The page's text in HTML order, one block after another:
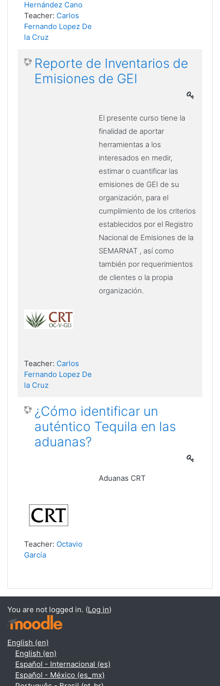
Hernández Cano
Teacher: Carlos
Fernando Lopez De
la Cruz
Reporte de Inventarios de
Emisiones de GEI
El presente curso tiene la
finalidad de aportar
herramientas a los
interesados en medir,
estimar o cuantificar las
emisiones de GEI de su
organización, para el
cumplimiento de los criterios
establecidos por el Registro
Nacional de Emisiones de la
SEMARNAT , así como
también por requerimientos
de clientes o la propia
organización.
Teacher: Carlos
Fernando Lopez De
la Cruz
¿Cómo identificar un
auténtico Tequila en las
aduanas?
Aduanas CRT
Teacher: Octavio
García
You are not logged in. (Log in)
English ‎(en)‎
English ‎(en)‎
Español - Internacional ‎(es)‎
Español - México ‎(es_mx)‎